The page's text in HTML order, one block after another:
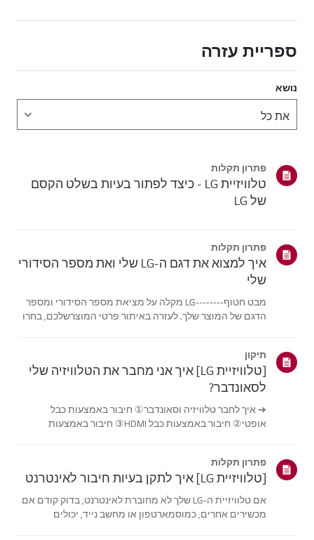
ספריית עזרה
נושא
פתרון תקלות
טלוויזיית LG - כיצד לפתור בעיות בשלט הקסם
של LG
פתרון תקלות
איך למצוא את דגם ה-LG שלי ואת מספר הסידורי
שלי
מבט חטוף--------LG מקלה על מציאת מספר הסידורי ומספר
הדגם של המוצר שלך. לעזרה באיתור פרטי המוצרשלכם, בחרו
עשויים להיות שונים מהמוצרשלך.טלו...
תיקון
[טלוויזיית LG] איך אני מחבר את הטלוויזיה שלי
לסאונדבר?
➔ איך לחבר טלוויזיה וסאונדבר① חיבור באמצעות כבל
אופטי② חיבור באמצעות כבל HDMI③ חיבור באמצעות
הכינו את הכבל האופטי.2. בדוק את מיקום ...
פתרון תקלות
[טלוויזיית LG] איך לתקן בעיות חיבור לאינטרנט
אם טלוויזיית ה-LG שלך לא מחוברת לאינטרנט, בדוק קודם אם
מכשירים אחרים, כמוסמארטפון או מחשב נייד, יכולים